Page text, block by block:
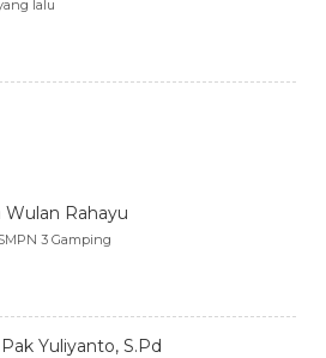
lalu
Wulan Rahayu
3 Gamping
Yuliyanto, S.Pd